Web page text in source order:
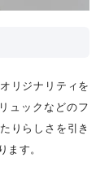
リジナリティを
ュックなどのフ
りらしさを引き
す。